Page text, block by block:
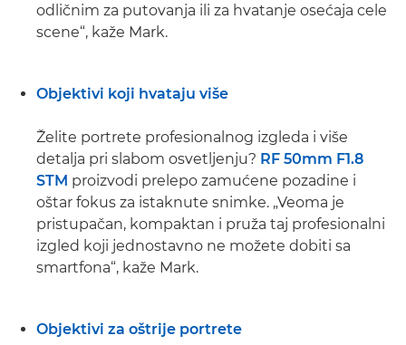
odličnim za putovanja ili za hvatanje osećaja cele
scene“, kaže Mark.
Objektivi koji hvataju više
Želite portrete profesionalnog izgleda i više
detalja pri slabom osvetljenju? RF 50mm F1.8
STM proizvodi prelepo zamućene pozadine i
oštar fokus za istaknute snimke. „Veoma je
pristupačan, kompaktan i pruža taj profesionalni
izgled koji jednostavno ne možete dobiti sa
smartfona“, kaže Mark.
Objektivi za oštrije portrete